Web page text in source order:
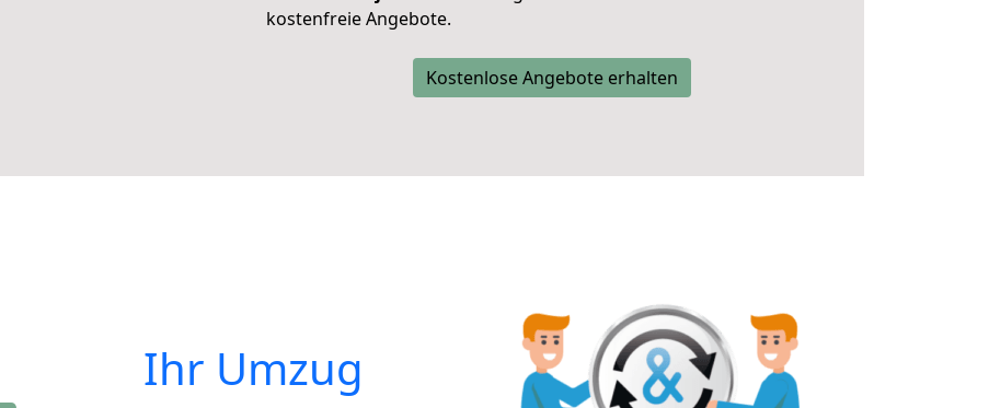
kostenfreie Angebote.
Kostenlose Angebote erhalten
Ihr Umzug